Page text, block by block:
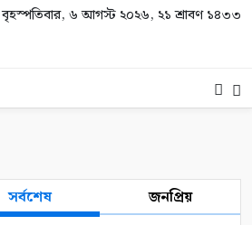
বৃহস্পতিবার, ৬ আগস্ট ২০২৬, ২১ শ্রাবণ ১৪৩৩
সর্বশেষ জনপ্রিয়